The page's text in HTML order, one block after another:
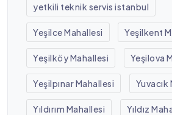
yetkili teknik servis istanbul
Yeşilce Mahallesi Yeşilkent
Yeşilköy Mahallesi Yeşilova
Yeşilpınar Mahallesi Yuvacık
Yıldırım Mahallesi Yıldız